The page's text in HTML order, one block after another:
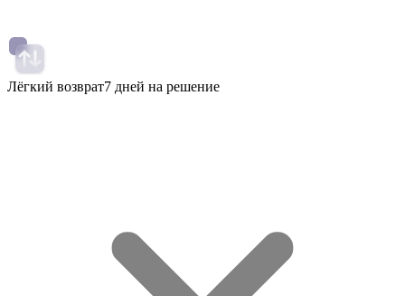
Лёгкий возврат7 дней на решение